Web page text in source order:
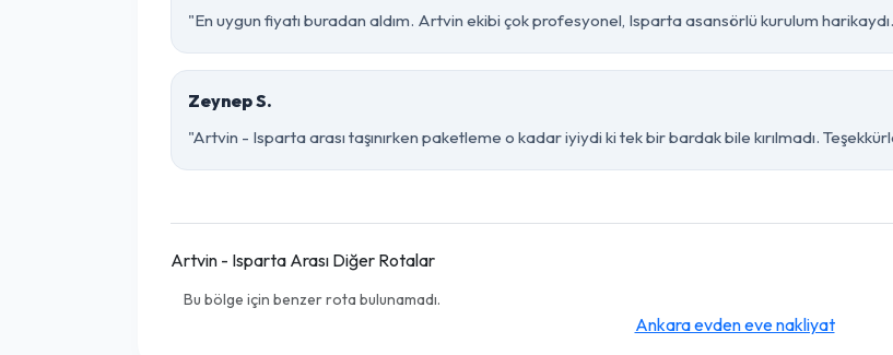
"En uygun fiyatı buradan aldım. Artvin ekibi çok profesyonel, Isparta asansörlü kurulum
Zeynep S.
"Artvin - Isparta arası taşınırken paketleme o kadar iyiydi ki tek bir bardak bile kırılmadı.
Artvin - Isparta Arası Diğer Rotalar
Bu bölge için benzer rota bulunamadı.
Ankara evden eve nakliyat